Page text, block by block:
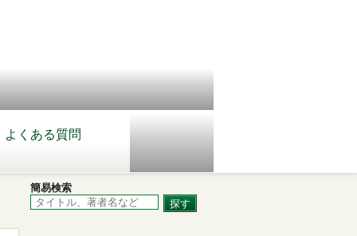
よくある質問
簡易検索